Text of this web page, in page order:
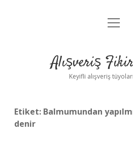
Anasayfa
Yasal
menüyü
Alışveriş
Keyifli alışveriş
Etiket: Balmumundan
denir